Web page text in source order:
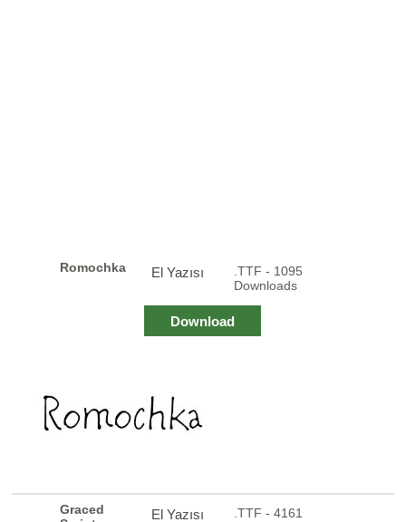
Romochka El Yazısı
.TTF - 1095
Downloads
Download
Graced
El Yazısı
.TTF - 4161